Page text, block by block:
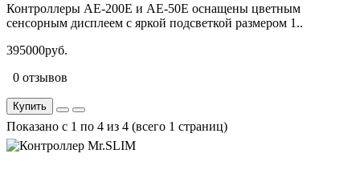
Контроллеры AE-200E и AE-50E оснащены цветным
сенсорным дисплеем с яркой подсветкой размером 1..
395000руб.
0 отзывов
Купить
Показано с 1 по 4 из 4 (всего 1 страниц)